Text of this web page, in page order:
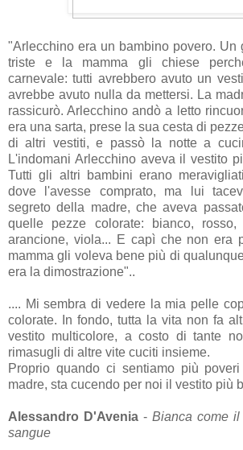
‎"Arlecchino era un bambino povero. Un
triste e la mamma gli chiese
carnevale: tutti avrebbero avuto un
avrebbe avuto nulla da mettersi. La
rassicurò. Arlecchino andò a letto
era una sarta, prese la sua cesta di
di altri vestiti, e passò la notte a
L'indomani Arlecchino aveva il vestito
Tutti gli altri bambini erano
dove l'avesse comprato, ma lui
segreto della madre, che aveva
quelle pezze colorate: bianco,
arancione, viola... E capì che non era
mamma gli voleva bene più di
era la dimostrazione"..
.... Mi sembra di vedere la mia pelle
colorate. In fondo, tutta la vita non fa
vestito multicolore, a costo di tante
rimasugli di altre vite cuciti insieme.
Proprio quando ci sentiamo più
madre, sta cucendo per noi il vestito più
Alessandro D'Avenia - Bianca come
sangue